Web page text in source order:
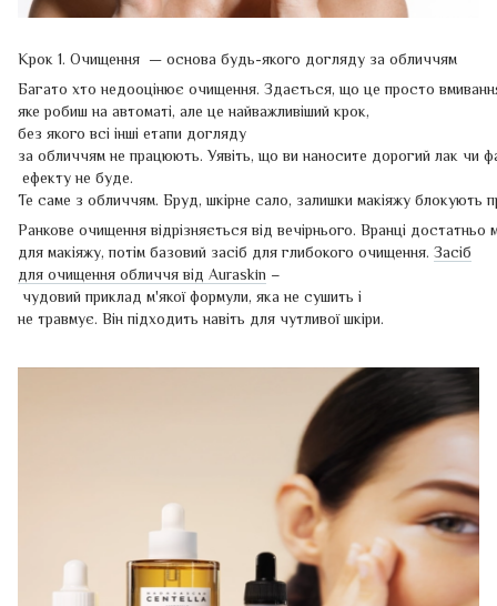
Крок 1. Очищення — основа будь-якого догляду за обличчям
Багато хто недооцінює очищення. Здається, що це просто
яке робиш на автоматі, але це найважливіший крок,
без якого всі інші етапи догляду
за обличчям не працюють. Уявіть, що ви наносите дорогий лак чи
ефекту не буде.
Те саме з обличчям. Бруд, шкірне сало, залишки макіяжу блокують
Ранкове очищення відрізняється від вечірнього. Вранці
для макіяжу, потім базовий засіб для глибокого очищення. Засіб
для очищення обличчя від Auraskin –
чудовий приклад м'якої формули, яка не сушить і
не травмує. Він підходить навіть для чутливої шкіри.